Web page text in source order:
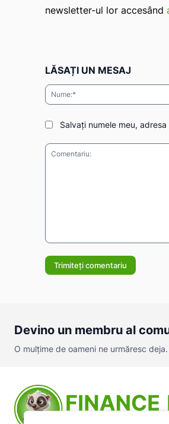
newsletter-ul lor accesând
LĂSAȚI UN MESAJ
Salvați numele meu,
Devino un membru al
O mulțime de oameni ne urmăresc